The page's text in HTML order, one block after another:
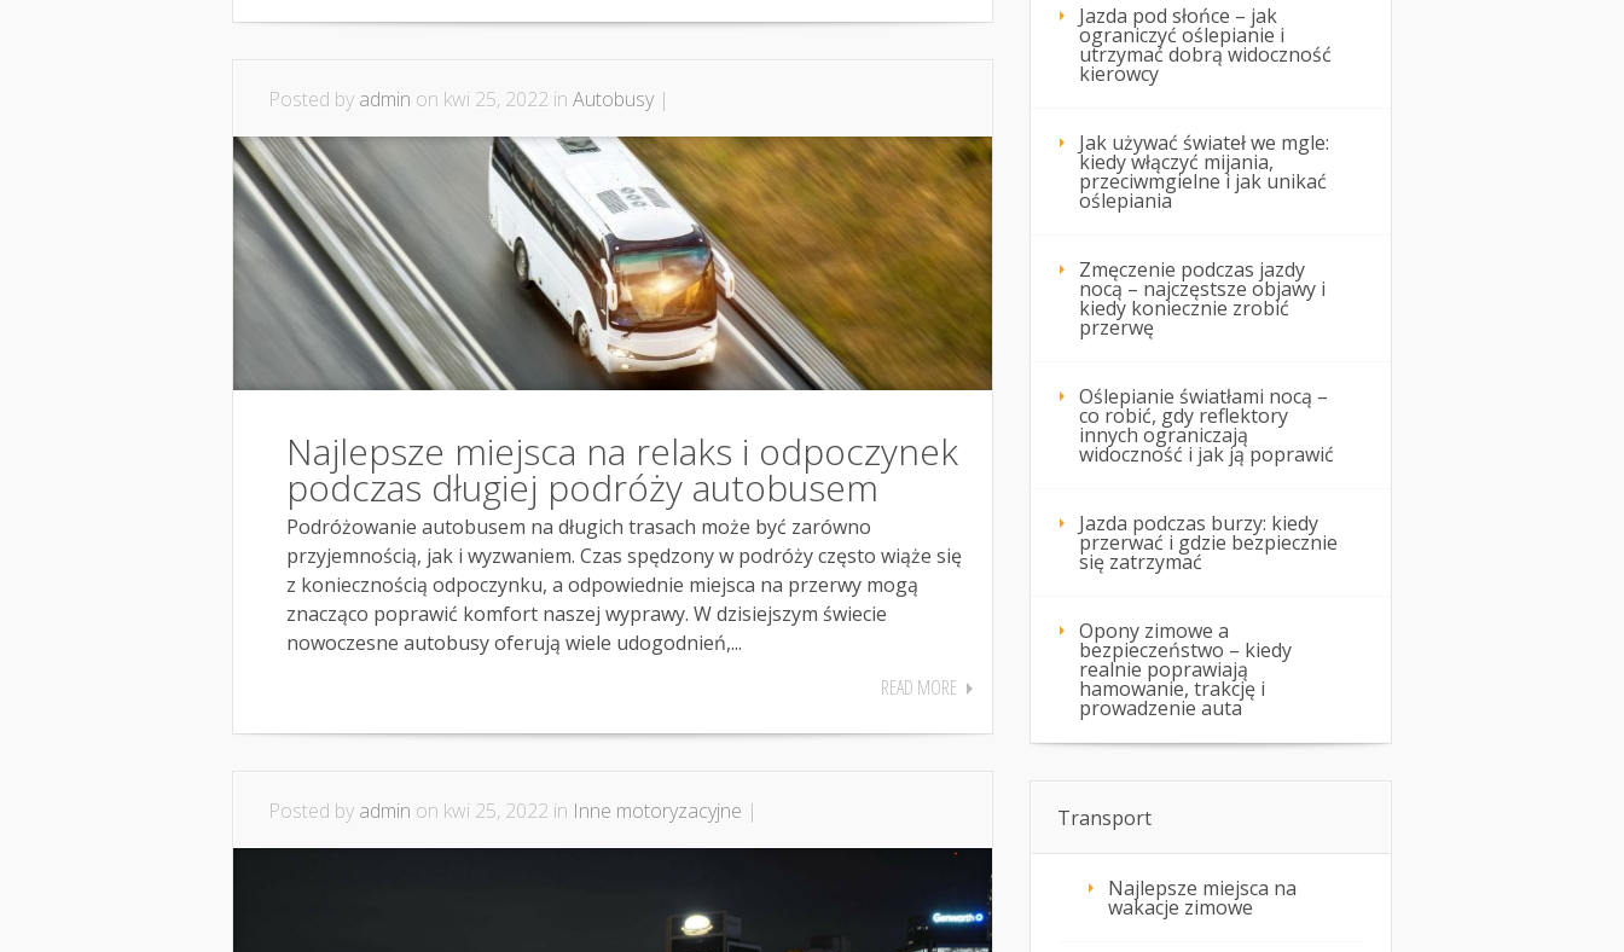
Posted by admin on kwi 25, 2022 in Autobusy|
Najlepsze miejsca na relaks i odpoczynek
podczas długiej podróży autobusem
Podróżowanie autobusem na długich trasach może być zarówno
przyjemnością, jak i wyzwaniem. Czas spędzony w podróży często wiąże się
z koniecznością odpoczynku, a odpowiednie miejsca na przerwy mogą
znacząco poprawić komfort naszej wyprawy. W dzisiejszym świecie
nowoczesne autobusy oferują wiele udogodnień,...
READ MORE
Posted by admin on kwi 25, 2022 in Inne motoryzacyjne |
Jazda pod słońce – jak
ograniczyć oślepianie i
utrzymać dobrą widoczność
kierowcy
Jak używać świateł we mgle:
kiedy włączyć mijania,
przeciwmgielne i jak unikać
oślepiania
Zmęczenie podczas jazdy
nocą – najczęstsze objawy i
kiedy koniecznie zrobić
przerwę
Oślepianie światłami nocą –
co robić, gdy reflektory
innych ograniczają
widoczność i jak ją poprawić
Jazda podczas burzy: kiedy
przerwać i gdzie bezpiecznie
się zatrzymać
Opony zimowe a
bezpieczeństwo – kiedy
realnie poprawiają
hamowanie, trakcję i
prowadzenie auta
Transport
Najlepsze miejsca na
wakacje zimowe